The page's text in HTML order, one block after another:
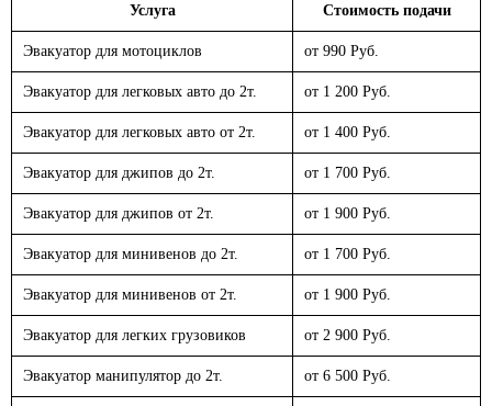
Услуга Стоимость подачи
Эвакуатор для мотоциклов от 990 Руб.
Эвакуатор для легковых авто до 2т. от 1 200 Руб.
Эвакуатор для легковых авто от 2т. от 1 400 Руб.
Эвакуатор для джипов до 2т. от 1 700 Руб.
Эвакуатор для джипов от 2т. от 1 900 Руб.
Эвакуатор для минивенов до 2т. от 1 700 Руб.
Эвакуатор для минивенов от 2т. от 1 900 Руб.
Эвакуатор для легких грузовиков от 2 900 Руб.
Эвакуатор манипулятор до 2т. от 6 500 Руб.